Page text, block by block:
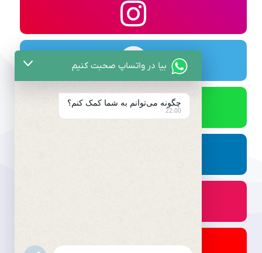
بیا در واتساپ صحبت کنیم
چگونه می‌توانم به شما کمک کنم؟
22:00